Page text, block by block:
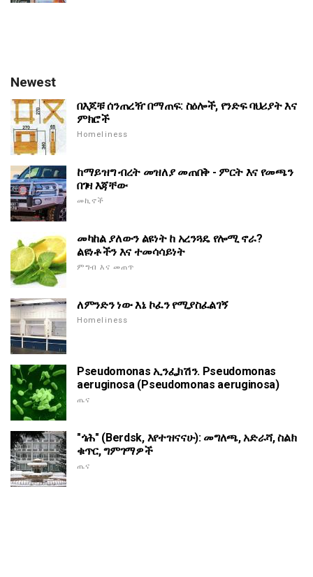
Newest
በእጆቹ ሰንጠረዥ በማጠፍ: ስዕሎች, የንድፍ ባህሪያት እና
ምክሮች
Homeliness
ከማይዝግ ብረት መዝለያ መጠበቅ - ምርት እና የመጫን
በገዛ እጃቸው
መኪኖች
መካከል ያለውን ልዩነት ከ አረንጓዴ የሎሚ ኖራ?
ልዩነቶችን እና ተመሳሳይነት
ምግብ እና መጠጥ
ለምንድን ነው እኔ ኮፈን የሚያስፈልገኝ
Homeliness
Pseudomonas ኢንፌክሽን. Pseudomonas
aeruginosa (Pseudomonas aeruginosa)
ጤና
"ጎሕ" (Berdsk, እየተዝናናሁ): መግለጫ, አድራሻ, ስልክ
ቁጥር, ግምገማዎች
ጤና